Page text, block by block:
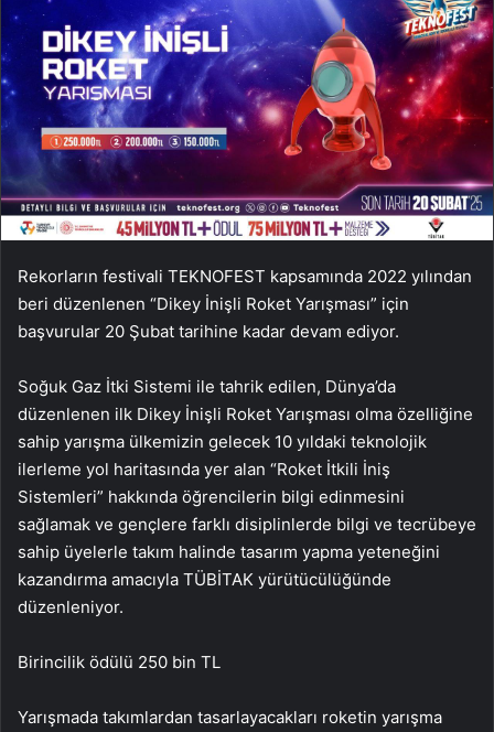
Rekorların festivali TEKNOFEST kapsamında 2022 yılından
beri düzenlenen “Dikey İnişli Roket Yarışması” için
başvurular 20 Şubat tarihine kadar devam ediyor.
Soğuk Gaz İtki Sistemi ile tahrik edilen, Dünya’da
düzenlenen ilk Dikey İnişli Roket Yarışması olma özelliğine
sahip yarışma ülkemizin gelecek 10 yıldaki teknolojik
ilerleme yol haritasında yer alan “Roket İtkili İniş
Sistemleri” hakkında öğrencilerin bilgi edinmesini
sağlamak ve gençlere farklı disiplinlerde bilgi ve tecrübeye
sahip üyelerle takım halinde tasarım yapma yeteneğini
kazandırma amacıyla TÜBİTAK yürütücülüğünde
düzenleniyor.
Birincilik ödülü 250 bin TL
Yarışmada takımlardan tasarlayacakları roketin yarışma